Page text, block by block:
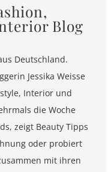
Blog
Deutschland.
Jessika Weisse
Interior und
die Woche
zeigt Beauty Tipps
oder probiert
mit ihren